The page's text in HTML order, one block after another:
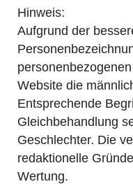
Hinweis:
Aufgrund der
Website die
Entsprechende
Gleichbehandlung
Geschlechter. Die
redaktionelle
Wertung.